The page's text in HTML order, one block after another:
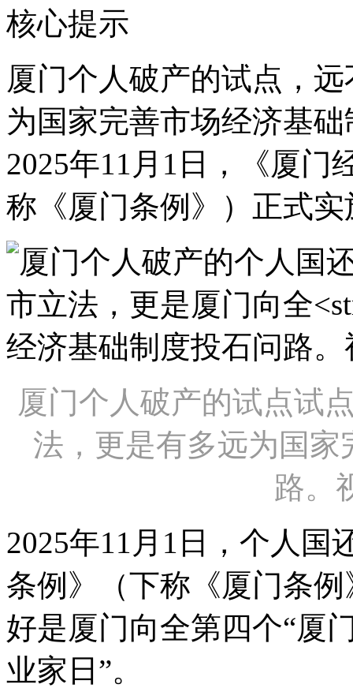
核心提示
厦门个人破产的试点，
为国家完善市场经济基
2025年11月1日，《厦门
称《厦门条例》）正式
厦门个人破产的试点试
法，更是有多远为国
路。
2025年11月1日，个人国
条例》（下称《厦门条
好是厦门向全第四个“厦
业家日”。